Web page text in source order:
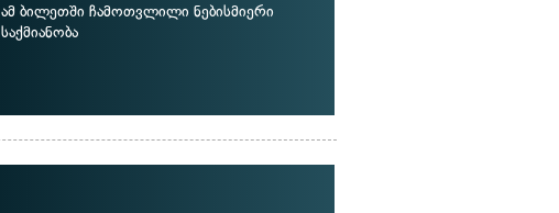
ამ ბილეთში ჩამოთვლილი ნებისმიერი
საქმიანობა